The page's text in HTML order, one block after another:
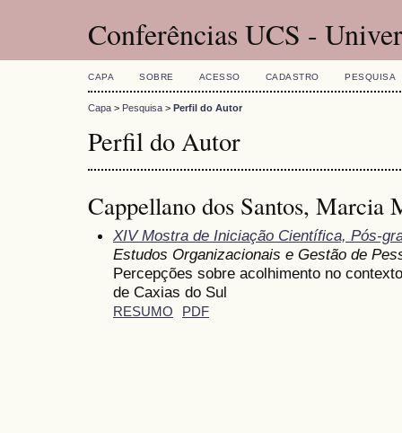
Conferências UCS -
CAPA SOBRE ACESSO CADASTRO PESQUISA
Capa > Pesquisa > Perfil do Autor
Perfil do Autor
Cappellano dos Santos, Marcia
XIV Mostra de Iniciação Científica, Pós-
Estudos Organizacionais e Gestão de
Percepções sobre acolhimento no
de Caxias do Sul
RESUMO PDF